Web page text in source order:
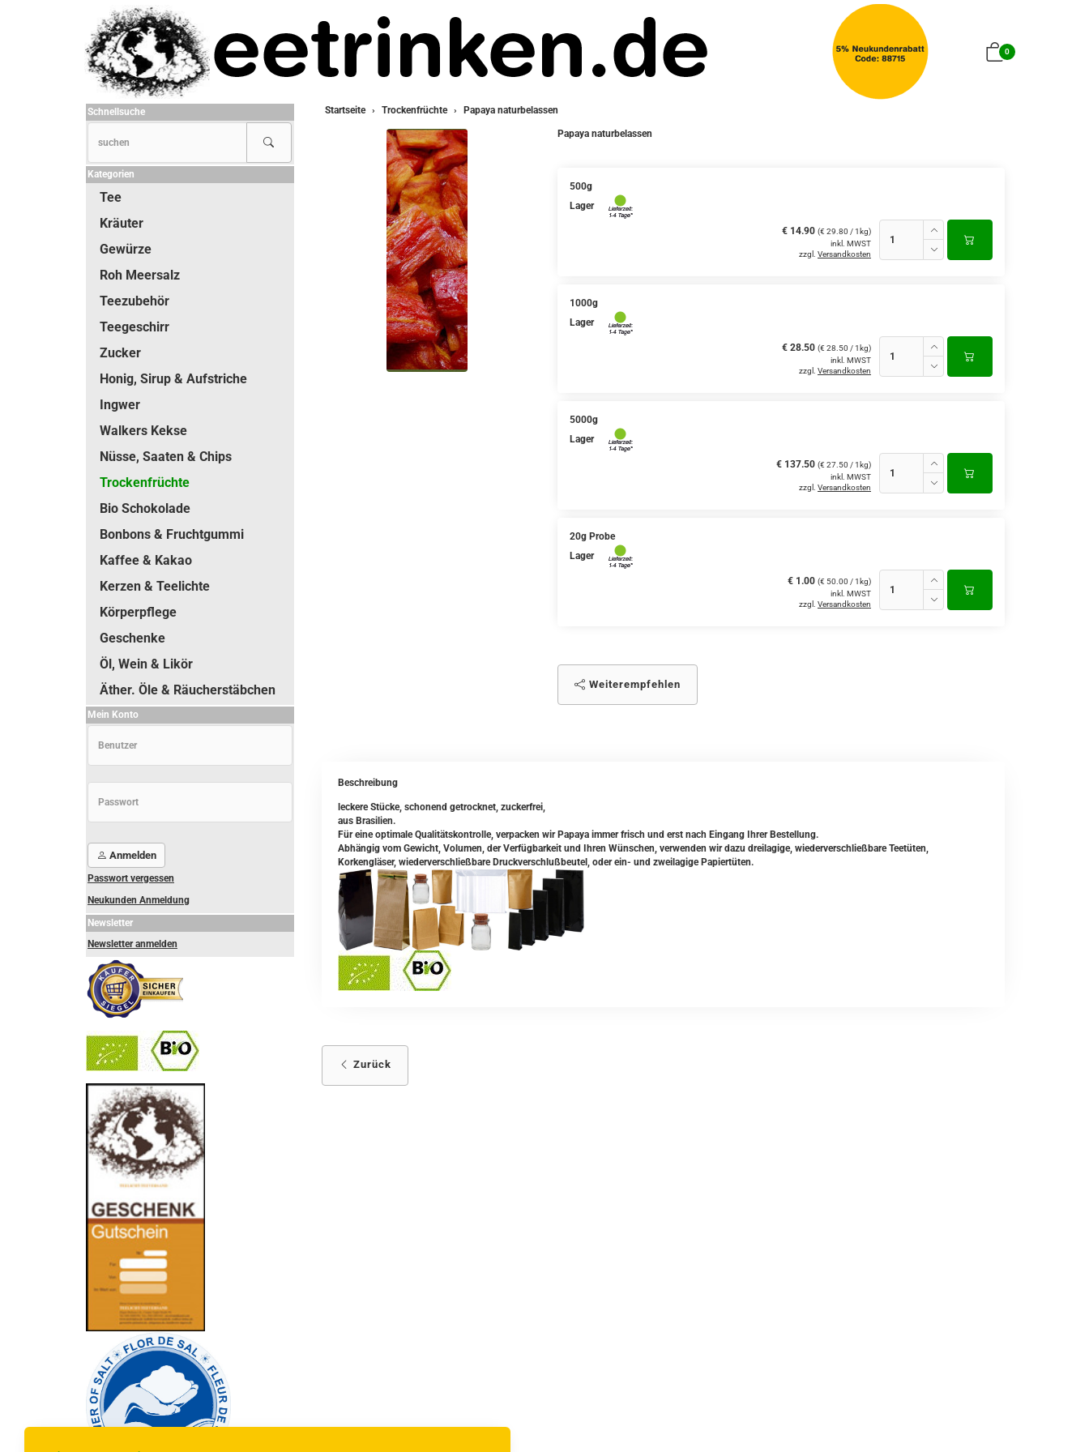
0
Startseite Trockenfrüchte Papaya naturbelassen
Papaya naturbelassen
500g
Lager
€ 14.90 (€ 29.80 / 1kg)
inkl. MWST
zzgl. Versandkosten
1000g
Lager
€ 28.50 (€ 28.50 / 1kg)
inkl. MWST
zzgl. Versandkosten
5000g
Lager
€ 137.50 (€ 27.50 / 1kg)
inkl. MWST
zzgl. Versandkosten
20g Probe
Lager
€ 1.00 (€ 50.00 / 1kg)
inkl. MWST
zzgl. Versandkosten
Weiterempfehlen
Beschreibung
leckere Stücke, schonend getrocknet, zuckerfrei,
aus Brasilien.
Für eine optimale Qualitätskontrolle, verpacken wir Papaya immer frisch und erst nach Eingang Ihrer Bestellung.
Abhängig vom Gewicht, Volumen, der Verfügbarkeit und Ihren Wünschen, verwenden wir dazu dreilagige, wiederverschließbare Teetüten,
Korkengläser, wiederverschließbare Druckverschlußbeutel, oder ein- und zweilagige Papiertüten.
Zurück
Schnellsuche
Kategorien
Tee
Kräuter
Gewürze
Roh Meersalz
Teezubehör
Teegeschirr
Zucker
Honig, Sirup & Aufstriche
Ingwer
Walkers Kekse
Nüsse, Saaten & Chips
Trockenfrüchte
Bio Schokolade
Bonbons & Fruchtgummi
Kaffee & Kakao
Kerzen & Teelichte
Körperpflege
Geschenke
Öl, Wein & Likör
Äther. Öle & Räucherstäbchen
Mein Konto
Anmelden
Passwort vergessen
Neukunden Anmeldung
Newsletter
Newsletter anmelden